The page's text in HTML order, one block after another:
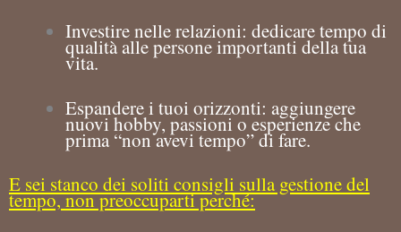
Investire nelle relazioni: dedicare tempo di
qualità alle persone importanti della tua
vita.
Espandere i tuoi orizzonti: aggiungere
nuovi hobby, passioni o esperienze che
prima “non avevi tempo” di fare.
E sei stanco dei soliti consigli sulla gestione del
tempo, non preoccuparti perché: